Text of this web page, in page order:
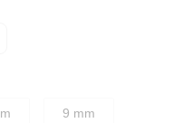
-20%, giúp làm nhanh
9 mm